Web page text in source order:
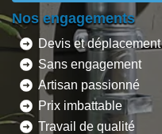
Nos engagements
Devis et
Sans engagement
Artisan passionné
Prix imbattable
Travail de qualité